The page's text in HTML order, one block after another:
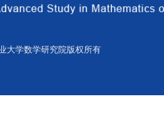
大学数学研究院版权所有